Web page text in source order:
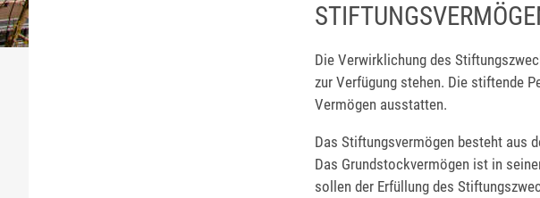
Die Verwirklichung des
zur Verfügung stehen. Die stiftende
Vermögen ausstatten.
Das Stiftungsvermögen besteht aus
Das Grundstockvermögen ist in
sollen der Erfüllung des